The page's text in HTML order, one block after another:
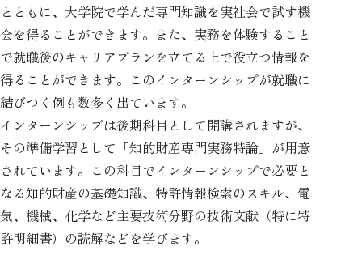
とともに、大学院で学んだ専門知識を実社会で試す機
会を得ることができます。また、実務を体験すること
で就職後のキャリアプランを立てる上で役立つ情報を
得ることができます。このインターンシップが就職に
結びつく例も数多く出ています。
インターンシップは後期科目として開講されますが、
その準備学習として「知的財産専門実務特論」が用意
されています。この科目でインターンシップで必要と
なる知的財産の基礎知識、特許情報検索のスキル、電
気、機械、化学など主要技術分野の技術文献（特に特
許明細書）の読解などを学びます。